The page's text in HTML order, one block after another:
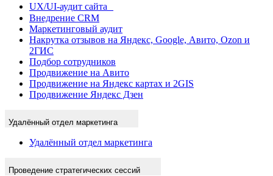
UX/UI-аудит сайта
Внедрение CRM
Маркетинговый аудит
Накрутка отзывов на Яндекс, Google, Авито, Ozon и
2ГИС
Подбор сотрудников
Продвижение на Авито
Продвижение на Яндекс картах и 2GIS
Продвижение Яндекс Дзен
Удалённый отдел маркетинга
Удалённый отдел маркетинга
Проведение стратегических сессий